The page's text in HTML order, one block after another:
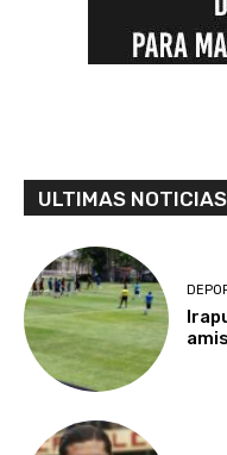
ULTIMAS NOTICIAS